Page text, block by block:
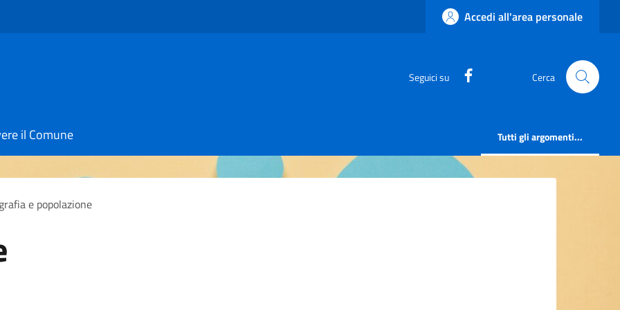
Accedi all'area personale
Seguici su https:// Cerca
il Comune Tutti gli argomenti...
e popolazione